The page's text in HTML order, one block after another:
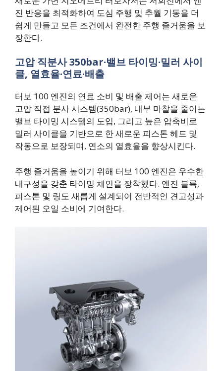
진 반응을 최적화하여 도심 주행 및 추월 기동을 더
쉽게 만들고 모든 조건에서 완전한 주행 즐거움을 보
장한다.
고압 직분사 350bar·밸브 타이밍·밀러 사이
클, 열효율·연료·배출
터보 100 엔진의 연료 소비 및 배출 제어는 새로운
고압 직접 분사 시스템(350bar), 내부 마찰을 줄이는
밸브 타이밍 시스템의 도입, 그리고 높은 압축비로
밀러 사이클을 기반으로 한 새로운 피스톤 헤드 및
작동으로 보장되며, 연소의 열효율을 향상시킨다.
주행 즐거움을 높이기 위해 터보 100 엔진은 우수한
내구성을 갖춘 타이밍 체인을 장착했다. 엔진 블록,
피스톤 및 링도 새롭게 설계되어 전반적인 견고성과
제어된 오일 소비에 기여한다.